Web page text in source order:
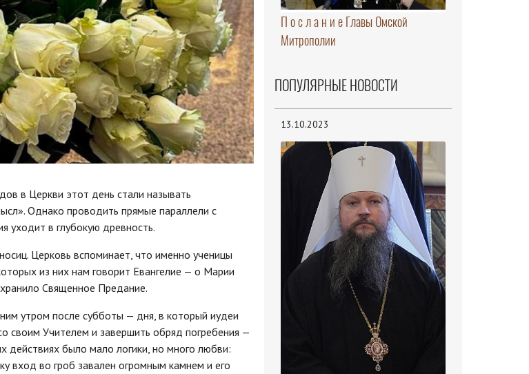
в Церкви этот день стали называть
Однако проводить прямые параллели с
уходит в глубокую древность.
Церковь вспоминает, что именно ученицы
из них нам говорит Евангелие — о Марии
Священное Предание.
утром после субботы — дня, в который иудеи
своим Учителем и завершить обряд погребения —
действиях было мало логики, но много любви:
вход во гроб завален огромным камнем и его
П о с л а н и е Главы Омской
Митрополии
ПОПУЛЯРНЫЕ НОВОСТИ
13.10.2023